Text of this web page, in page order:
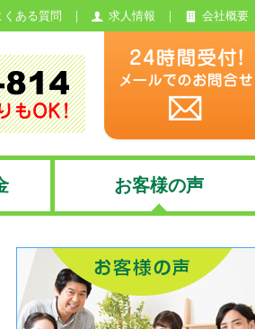
くある質問 求人情報 会社概要
お客様の声